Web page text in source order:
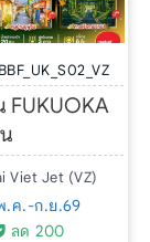
BBF_UK_S02_VZ
Viet Jet (VZ)
.ค.-ก.ย.69
ลด 200